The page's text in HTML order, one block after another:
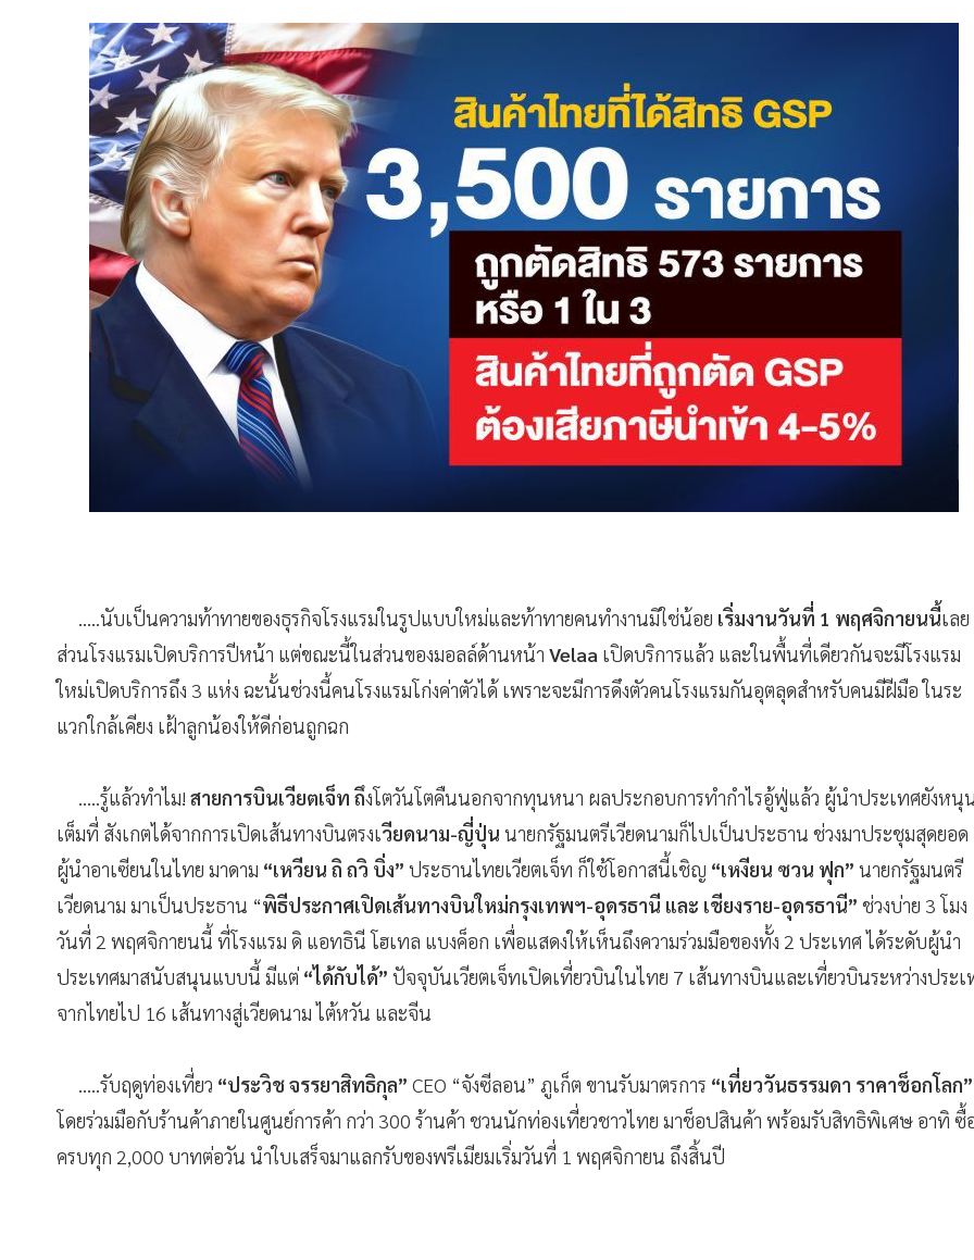
.....นับเป็นความท้าทายของธุรกิจโรงแรมในรูปแบบใหม่และท้าทายคนทำงานมิใช่น้อย เริ่มงานวันที่ 1 พฤศจิกายนนี้เลย
ส่วนโรงแรมเปิดบริการปีหน้า แต่ขณะนี้ในส่วนของมอลล์ด้านหน้า Velaa เปิดบริการแล้ว และในพื้นที่เดียวกันจะมีโรงแรม
ใหม่เปิดบริการถึง 3 แห่ง ฉะนั้นช่วงนี้คนโรงแรมโก่งค่าตัวได้ เพราะจะมีการดึงตัวคนโรงแรมกันอุตลุดสำหรับคนมีฝีมือ ในระ
แวกใกล้เคียง เฝ้าลูกน้องให้ดีก่อนถูกฉก
.....รู้แล้วทำไม! สายการบินเวียตเจ็ท ถึงโตวันโตคืนนอกจากทุนหนา ผลประกอบการทำกำไรอู้ฟู่แล้ว ผู้นำประเทศยังหนุ
เต็มที่ สังเกตได้จากการเปิดเส้นทางบินตรงเวียดนาม-ญี่ปุ่น นายกรัฐมนตรีเวียดนามก็ไปเป็นประธาน ช่วงมาประชุมสุดยอด
ผู้นำอาเซียนในไทย มาดาม “เหวียน ถิ ถวิ บิ่ง” ประธานไทยเวียตเจ็ท ก็ใช้โอกาสนี้เชิญ “เหงียน ซวน ฟุก” นายกรัฐมนตรี
เวียดนาม มาเป็นประธาน “พิธีประกาศเปิดเส้นทางบินใหม่กรุงเทพฯ-อุดรธานี และ เชียงราย-อุดรธานี” ช่วงบ่าย 3 โมง
วันที่ 2 พฤศจิกายนนี้ ที่โรงแรม ดิ แอทธินี โฮเทล แบงค็อก เพื่อแสดงให้เห็นถึงความร่วมมือของทั้ง 2 ประเทศ ได้ระดับผู้นำ
ประเทศมาสนับสนุนแบบนี้ มีแต่ “ได้กับได้” ปัจจุบันเวียตเจ็ทเปิดเที่ยวบินในไทย 7 เส้นทางบินและเที่ยวบินระหว่างประเ
จากไทยไป 16 เส้นทางสู่เวียดนาม ไต้หวัน และจีน
.....รับฤดูท่องเที่ยว “ประวิช จรรยาสิทธิกุล” CEO “จังซีลอน” ภูเก็ต ขานรับมาตรการ “เที่ยววันธรรมดา ราคาช็อกโลก”
โดยร่วมมือกับร้านค้าภายในศูนย์การค้า กว่า 300 ร้านค้า ชวนนักท่องเที่ยวชาวไทย มาช็อปสินค้า พร้อมรับสิทธิพิเศษ อาทิ ซื้
ครบทุก 2,000 บาทต่อวัน นำใบเสร็จมาแลกรับของพรีเมียมเริ่มวันที่ 1 พฤศจิกายน ถึงสิ้นปี